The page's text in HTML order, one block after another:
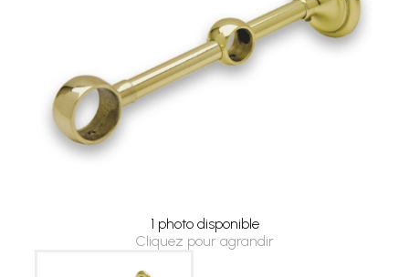
1 photo disponible
Cliquez pour agrandir